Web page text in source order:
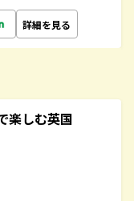
詳細を見る
楽しむ英国